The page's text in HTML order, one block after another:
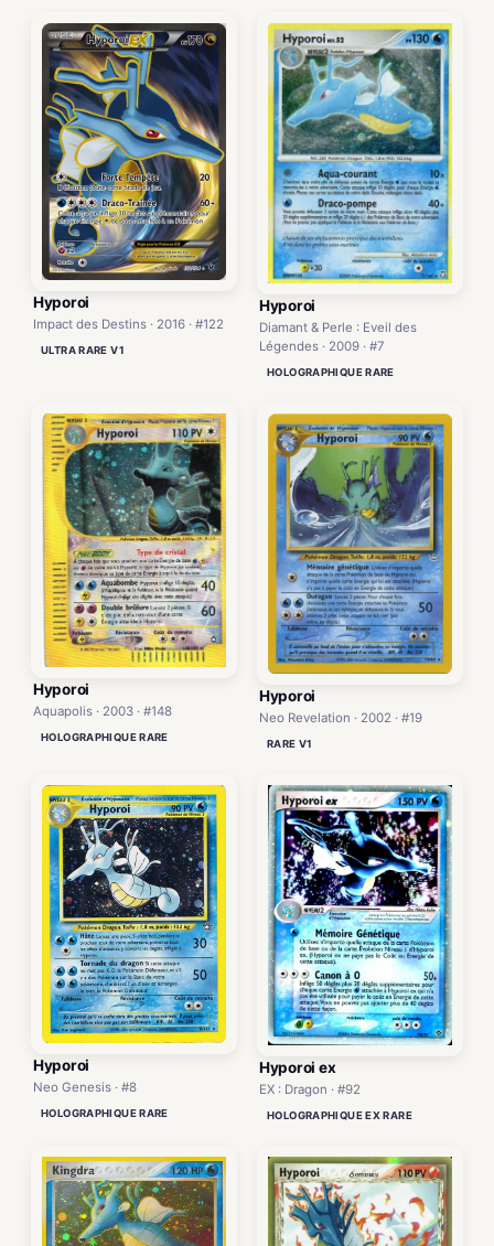
Hyporoi
Impact des Destins · 2016 · #122
ULTRA RARE V1
Hyporoi
Diamant & Perle : Eveil des
Légendes · 2009 · #7
HOLOGRAPHIQUE RARE
Hyporoi
Aquapolis · 2003 · #148
HOLOGRAPHIQUE RARE
Hyporoi
Neo Revelation · 2002 · #19
RARE V1
Hyporoi
Neo Genesis · #8
HOLOGRAPHIQUE RARE
Hyporoi ex
EX : Dragon · #92
HOLOGRAPHIQUE EX RARE